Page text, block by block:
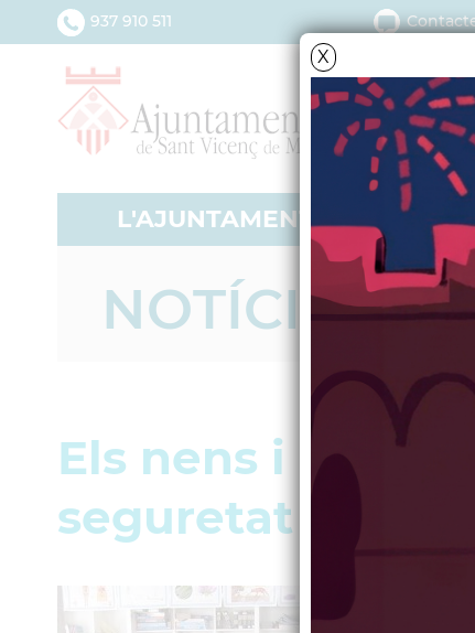
X
L'AJUNTAMENT
937 910 511
NOTÍCIES -
Els nens i nenes
seguretat